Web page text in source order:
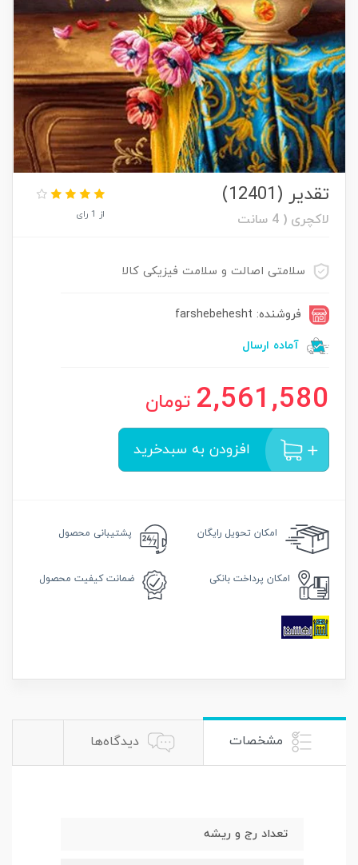
تقدیر (12401)
لاکچری ( 4 سانت از 1 رای
سلامتی اصالت و سلامت فیزیکی کالا
فروشنده: farshebehesht
آماده ارسال
2,561,580 تومان
افزودن به سبدخرید
امکان تحویل رایگان پشتیبانی محصول
امکان پرداخت بانکی ضمانت کیفیت محصول
مشخصات دیدگاه‌ها
تعداد رج و ریشه